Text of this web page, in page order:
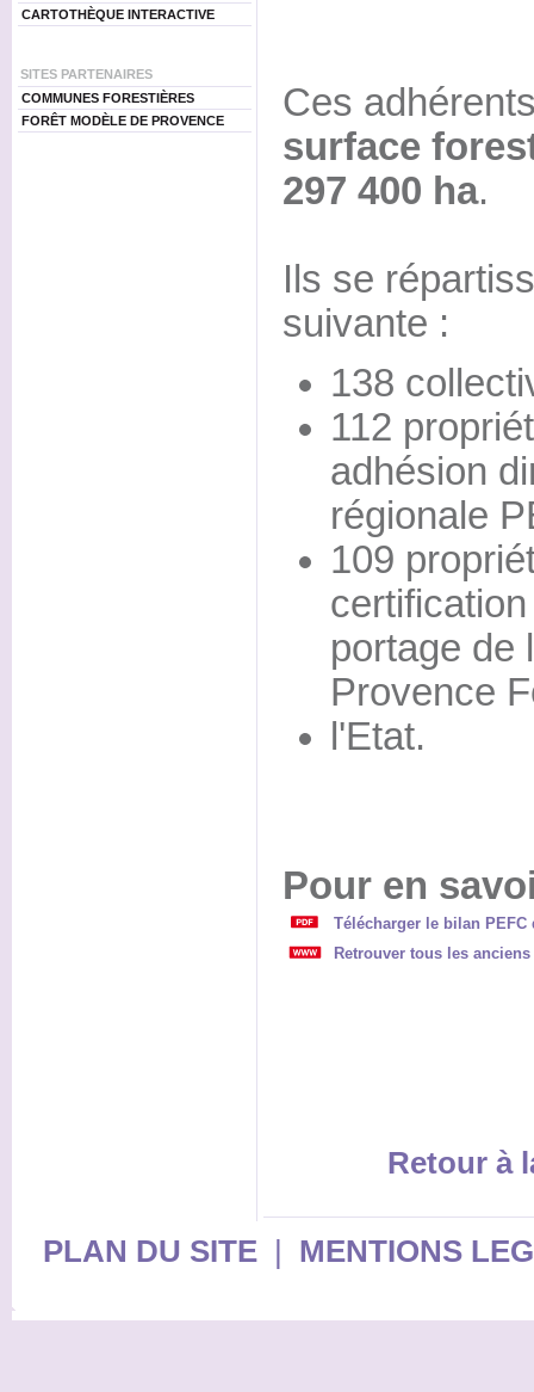
CARTOTHÈQUE INTERACTIVE
SITES PARTENAIRES
COMMUNES FORESTIÈRES
FORÊT MODÈLE DE PROVENCE
Ces
surface
297 400 ha.
Ils se
suivante :
138
112
adhésion
régionale
109
portage de
Provence
l'Etat.
Pour en
Télécharger le bilan PEFC
Retrouver tous les
Retour à
PLAN DU SITE| MENTIONS